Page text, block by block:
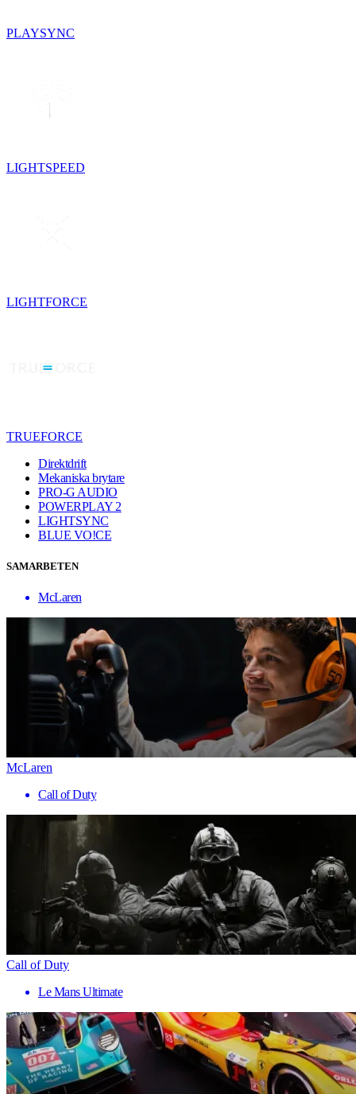
PLAYSYNC
LIGHTSPEED
LIGHTFORCE
TRUEFORCE
Direktdrift
Mekaniska brytare
PRO-G AUDIO
POWERPLAY 2
LIGHTSYNC
BLUE VO!CE
SAMARBETEN
McLaren
McLaren
Call of Duty
Call of Duty
Le Mans Ultimate